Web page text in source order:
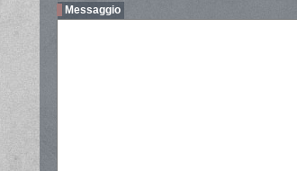
Messaggio